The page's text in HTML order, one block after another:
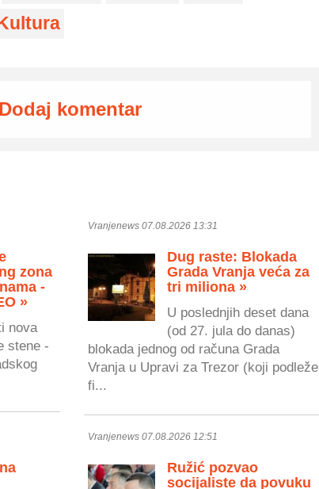
Kultura
Dodaj komentar
zona
-
»
nova
stene -
Vranjenews 07.08.2026 13:31
Dug raste: Blokada
Grada Vranja veća za
tri miliona »
U poslednjih deset dana
(od 27. jula do danas)
blokada jednog od računa Grada
Vranja u Upravi za Trezor (koji podleže
fi...
Vranjenews 07.08.2026 12:51
Ružić pozvao
socijaliste da povuku